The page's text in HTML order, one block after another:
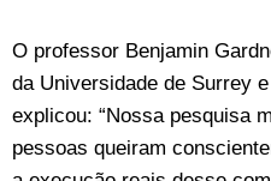
O professor Benjamin
da Universidade de Surrey
explicou: “Nossa pesquisa
pessoas queiram